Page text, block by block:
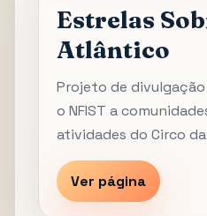
Estrelas
Atlântico
Projeto de
o NFIST a
atividades do Circo
Ver página